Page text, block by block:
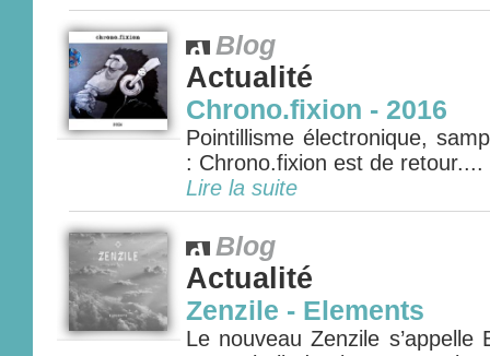
Blog
Actualité
Chrono.fixion - 2016
Pointillisme électronique,
: Chrono.fixion est de retour....
Lire la suite
Blog
Actualité
Zenzile - Elements
Le nouveau Zenzile s’appelle